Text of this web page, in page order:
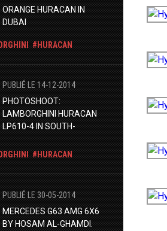
ORANGE HURACAN IN
DUBAI
HURACAN
PUBLIÉ LE 14-12-2014
PHOTOSHOOT:
LAMBORGHINI HURACAN
LP610-4 IN SOUTH-
HURACAN
PUBLIÉ LE 30-05-2014
MERCEDES G63 AMG 6X6
BY HOSAM AL-GHAMDI.